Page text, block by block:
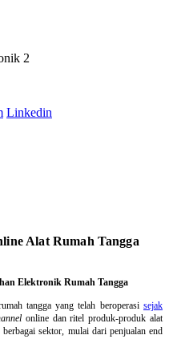
Linkedin
Alat Rumah Tangga
Elektronik Rumah Tangga
tanggayang telah beroperasisejak
online dan ritel produk-produk alat
sektor, mulai dari penjualan end